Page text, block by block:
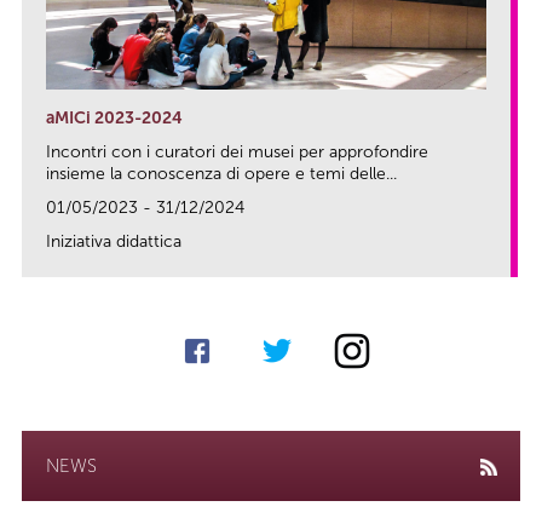
aMICi 2023-2024
Incontri con i curatori dei musei per approfondire
insieme la conoscenza di opere e temi delle...
01/05/2023 - 31/12/2024
Iniziativa didattica
NEWS